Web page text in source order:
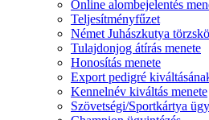
Online alombejelentés
Teljesítményfűzet
Német Juhászkutya
Tulajdonjog átírás menete
Honosítás menete
Export pedigré
Kennelnév kiváltás menete
Szövetségi/Sportkártya